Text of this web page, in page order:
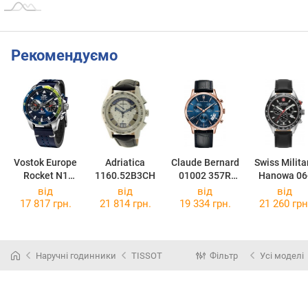
Рекомендуємо
Vostok Europe
Rocket N1
6S21-225A708
Adriatica
1160.52B3CH
Claude Bernard
01002 357R
BUIR
Swiss
Hanowa
від
17 817 грн.
від
21 814 грн.
від
19 334 грн.
від
21 260
Наручні годинники TISSOT Фільтр Усі моделі